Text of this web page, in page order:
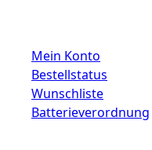
Mein Konto
Bestellstatus
Wunschliste
Batterieverordnung